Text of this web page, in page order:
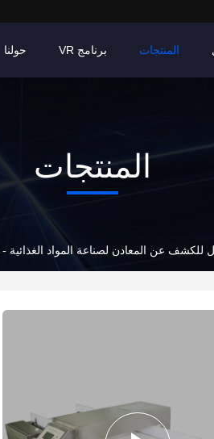
المنتجات برنامج VR حولنا
المنتجات